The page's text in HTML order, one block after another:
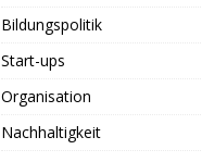
Bildungspolitik
Start-ups
Organisation
Nachhaltigkeit